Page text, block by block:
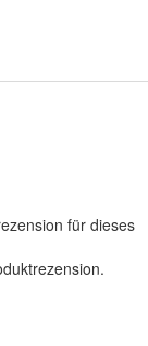
für dieses
.